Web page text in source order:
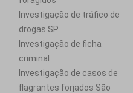
Investigação de tráfico de
drogas SP
Investigação de ficha
criminal
Investigação de casos de
flagrantes forjados São